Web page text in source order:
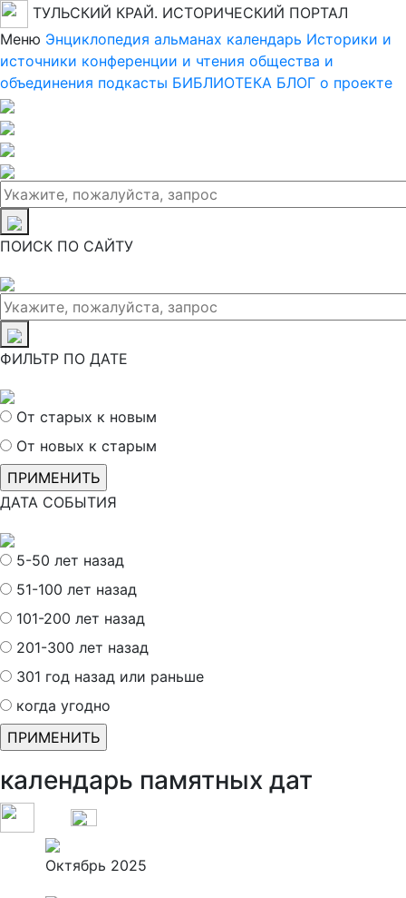
ТУЛЬСКИЙ КРАЙ. ИСТОРИЧЕСКИЙ ПОРТАЛ
Меню Энциклопедия альманах календарь Историки и
источники конференции и чтения общества и
объединения подкасты БИБЛИОТЕКА БЛОГ о проекте
ПОИСК ПО САЙТУ
ФИЛЬТР ПО ДАТЕ
От старых к новым
От новых к старым
ДАТА СОБЫТИЯ
5-50 лет назад
51-100 лет назад
101-200 лет назад
201-300 лет назад
301 год назад или раньше
когда угодно
календарь памятных дат
Октябрь 2025